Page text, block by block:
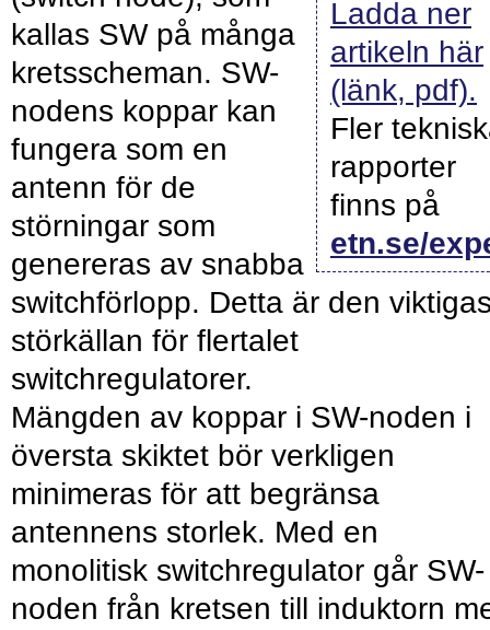
Ladda ner
artikeln här
(länk, pdf).
Fler
rapporter
finns på
etn.se/
kallas SW på många
kretsscheman. SW-
nodens koppar kan
fungera som en
antenn för de
störningar som
genereras av snabba
switchförlopp. Detta är den
störkällan för flertalet
switchregulatorer.
Mängden av koppar i SW-noden i
översta skiktet bör verkligen
minimeras för att begränsa
antennens storlek. Med en
monolitisk switchregulator går SW-
noden från kretsen till induktorn